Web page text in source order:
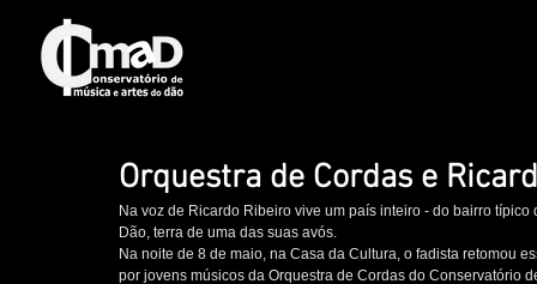
Orquestra de Cordas e
Na voz de Ricardo Ribeiro vive um país inteiro - do bairro
Dão, terra de uma das suas avós.
Na noite de 8 de maio, na Casa da Cultura, o fadista retomou
por jovens músicos da Orquestra de Cordas do Conservatório